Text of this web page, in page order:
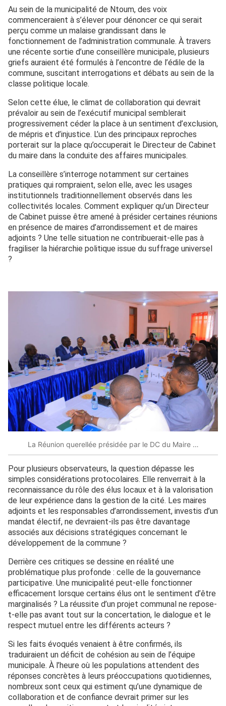
Au sein de la municipalité de Ntoum, des voix
commenceraient à s’élever pour dénoncer ce qui serait
perçu comme un malaise grandissant dans le
fonctionnement de l’administration communale. À travers
une récente sortie d’une conseillère municipale, plusieurs
griefs auraient été formulés à l’encontre de l’édile de la
commune, suscitant interrogations et débats au sein de la
classe politique locale.
Selon cette élue, le climat de collaboration qui devrait
prévaloir au sein de l’exécutif municipal semblerait
progressivement céder la place à un sentiment d’exclusion,
de mépris et d’injustice. L’un des principaux reproches
porterait sur la place qu’occuperait le Directeur de Cabinet
du maire dans la conduite des affaires municipales.
La conseillère s’interroge notamment sur certaines
pratiques qui rompraient, selon elle, avec les usages
institutionnels traditionnellement observés dans les
collectivités locales. Comment expliquer qu’un Directeur
de Cabinet puisse être amené à présider certaines réunions
en présence de maires d’arrondissement et de maires
adjoints ? Une telle situation ne contribuerait-elle pas à
fragiliser la hiérarchie politique issue du suffrage universel
?
La Réunion querellée présidée par le DC du Maire …
Pour plusieurs observateurs, la question dépasse les
simples considérations protocolaires. Elle renverrait à la
reconnaissance du rôle des élus locaux et à la valorisation
de leur expérience dans la gestion de la cité. Les maires
adjoints et les responsables d’arrondissement, investis d’un
mandat électif, ne devraient-ils pas être davantage
associés aux décisions stratégiques concernant le
développement de la commune ?
Derrière ces critiques se dessine en réalité une
problématique plus profonde : celle de la gouvernance
participative. Une municipalité peut-elle fonctionner
efficacement lorsque certains élus ont le sentiment d’être
marginalisés ? La réussite d’un projet communal ne repose-
t-elle pas avant tout sur la concertation, le dialogue et le
respect mutuel entre les différents acteurs ?
Si les faits évoqués venaient à être confirmés, ils
traduiraient un déficit de cohésion au sein de l’équipe
municipale. À l’heure où les populations attendent des
réponses concrètes à leurs préoccupations quotidiennes,
nombreux sont ceux qui estiment qu’une dynamique de
collaboration et de confiance devrait primer sur les